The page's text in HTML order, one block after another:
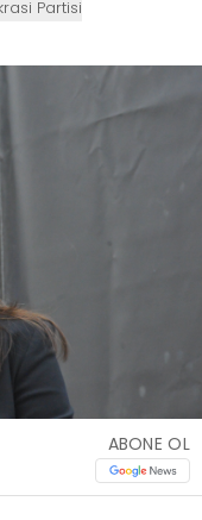
Partisi
ABONE OL